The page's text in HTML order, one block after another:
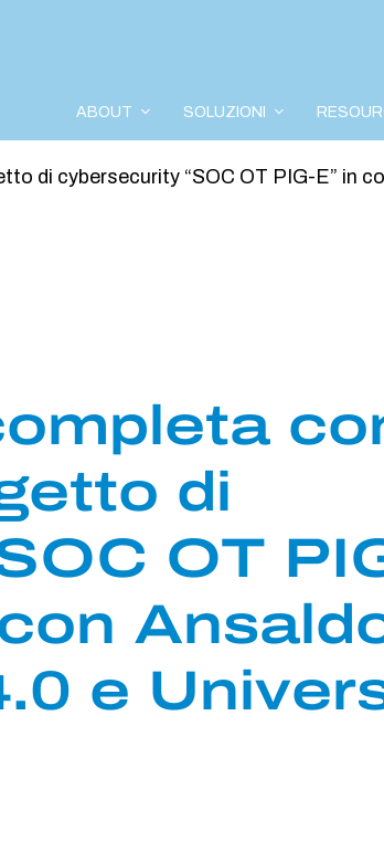
ABOUT SOLUZIONI
di cybersecurity “SOC OT PIG-E” in
di
OT
e